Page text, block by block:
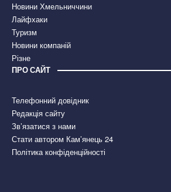
Новини Хмельниччини
Лайфхаки
Туризм
Новини компаній
Різне
ПРО САЙТ
Телефонний довідник
Редакція сайту
Зв’язатися з нами
Стати автором Кам’янець 24
Політика конфіденційності